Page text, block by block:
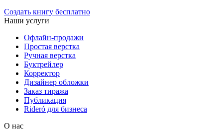
Создать книгу бесплатно
Наши услуги
Офлайн-продажи
Простая верстка
Ручная верстка
Буктрейлер
Корректор
Дизайнер обложки
Заказ тиража
Публикация
Rideró для бизнеса
О нас